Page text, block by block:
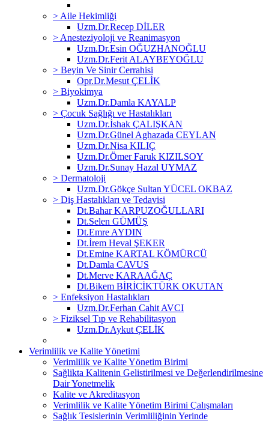
> Aile Hekimliği
Uzm.Dr.Recep DİLER
> Anesteziyoloji ve Reanimasyon
Uzm.Dr.Esin OĞUZHANOĞLU
Uzm.Dr.Ferit ALAYBEYOĞLU
> Beyin Ve Sinir Cerrahisi
Opr.Dr.Mesut ÇELİK
> Biyokimya
Uzm.Dr.Damla KAYALP
> Çocuk Sağlığı ve Hastalıkları
Uzm.Dr.İshak ÇALIŞKAN
Uzm.Dr.Günel Aghazada CEYLAN
Uzm.Dr.Nisa KILIÇ
Uzm.Dr.Ömer Faruk KIZILSOY
Uzm.Dr.Sunay Hazal UYMAZ
> Dermatoloji
Uzm.Dr.Gökçe Sultan YÜCEL OKBAZ
> Diş Hastalıkları ve Tedavisi
Dt.Bahar KARPUZOĞULLARI
Dt.Selen GÜMÜŞ
Dt.Emre AYDIN
Dt.İrem Heval ŞEKER
Dt.Emine KARTAL KÖMÜRCÜ
Dt.Damla CAVUS
Dt.Merve KARAAĞAÇ
Dt.Bikem BİRİCİKTÜRK OKUTAN
> Enfeksiyon Hastalıkları
Uzm.Dr.Ferhan Cahit AVCI
> Fiziksel Tıp ve Rehabilitasyon
Uzm.Dr.Aykut ÇELİK
Verimlilik ve Kalite Yönetimi
Verimlilik ve Kalite Yönetim Birimi
Sağlikta Kalitenin Gelistirilmesi ve Değerlendirilmesine
Dair Yonetmelik
Kalite ve Akreditasyon
Verimlilik ve Kalite Yönetim Birimi Çalışmaları
Sağlık Tesislerinin Verimliliğinin Yerinde